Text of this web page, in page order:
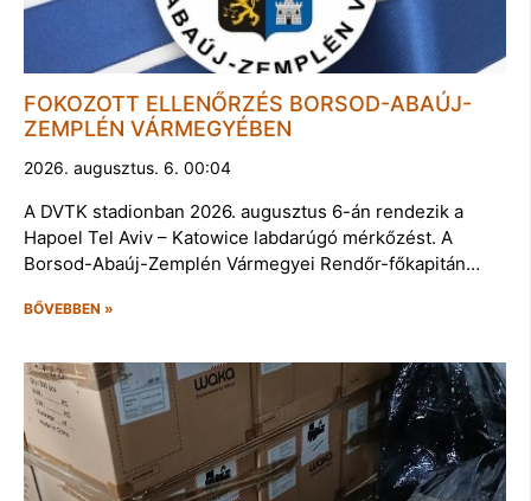
FOKOZOTT ELLENŐRZÉS BORSOD-ABAÚJ-
ZEMPLÉN VÁRMEGYÉBEN
2026. augusztus. 6. 00:04
A DVTK stadionban 2026. augusztus 6-án rendezik a
Hapoel Tel Aviv – Katowice labdarúgó mérkőzést. A
Borsod-Abaúj-Zemplén Vármegyei Rendőr-főkapitán…
BŐVEBBEN »